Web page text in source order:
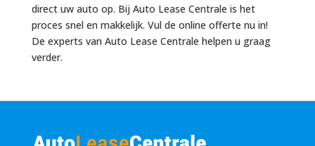
direct uw auto op. Bij Auto Lease Centrale is het
proces snel en makkelijk. Vul de online offerte nu in!
De experts van Auto Lease Centrale helpen u graag
verder.